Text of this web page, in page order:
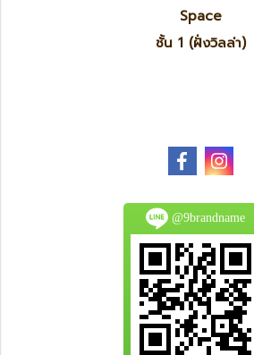
Space
ชั้น 1 (ฝั่งวิลล่า)
@9brandname